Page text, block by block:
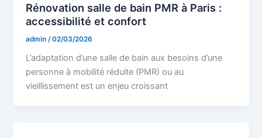
Rénovation salle de bain PMR à Paris :
accessibilité et confort
admin /02/03/2026
L’adaptation d’une salle de bain aux besoins d’une
personne à mobilité réduite (PMR) ou au
vieillissement est un enjeu croissant